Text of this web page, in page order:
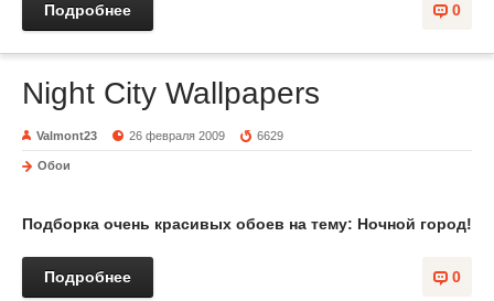
0
Подробнее
Night City Wallpapers
Valmont23 26 февраля 2009 6629
Обои
Подборка очень красивых обоев на тему: Ночной город!
0
Подробнее